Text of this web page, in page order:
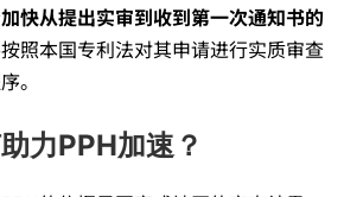
加快从提出实审到收到第一次通知书的
照本国专利法对其申请进行实质审查
。
力PPH加速？